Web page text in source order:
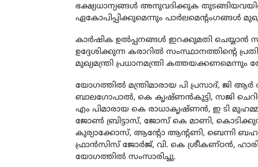
ഭക്ഷ്യധാന്യങ്ങൾ അനുവദിക്കുക
ഏകോപിപ്പിക്കുമെന്നും പാർലമെന്റംഗങ്ങൾ
കാർഷിക ഉൽപ്പനങ്ങൾ ഇറക്കുമതി
ഉദ്ദേശിക്കുന്ന കരാറിൽ സംസ്ഥാനത്തിന്റെ
മുഖ്യമന്ത്രി പ്രധാനമന്ത്രി കത്തയക്കണമെന്നും
യോഗത്തിൽ മന്ത്രിമാരായ പി പ്രസാദ്, ജി
ബാലഗോപാൽ, കെ കൃഷ്ണൻകുട്ടി, സജി
എം പിമാരായ കെ രാധാകൃഷ്ണൻ, ഇ ടി
ജോൺ ബ്രിട്ടാസ്, ജോസ് കെ മാണി,
കുര്യാക്കോസ്, ആന്റോ ആന്റണി, ബെന്നി
ഫ്രാൻസിസ് ജോർജ്, വി. കെ ശ്രീകണ്ഠൻ,
യോഗത്തിൽ സംസാരിച്ചു.